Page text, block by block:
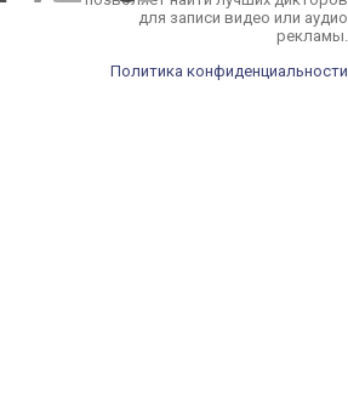
для записи видео или аудио
рекламы.
Политика конфиденциальности